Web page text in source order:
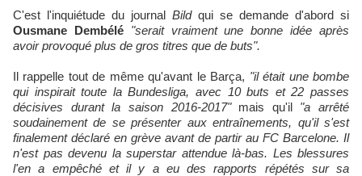
C'est l'inquiétude du journal Bildqui se demande d'abord si
Ousmane Dembélé"serait vraiment une bonne idée après
avoir provoqué plus de gros titres que de buts".
Il rappelle tout de même qu'avant le Barça, "il était une bombe
qui inspirait toute la Bundesliga, avec 10 buts et 22 passes
décisives durant la saison 2016-2017" mais qu'il"a arrêté
soudainement de se présenter aux entraînements, qu'il s'est
finalement déclaré en grève avant de partir au FC Barcelone. Il
n'est pas devenu la superstar attendue là-bas. Les blessures
l'en a empêché et il y a eu des rapports répétés sur sa